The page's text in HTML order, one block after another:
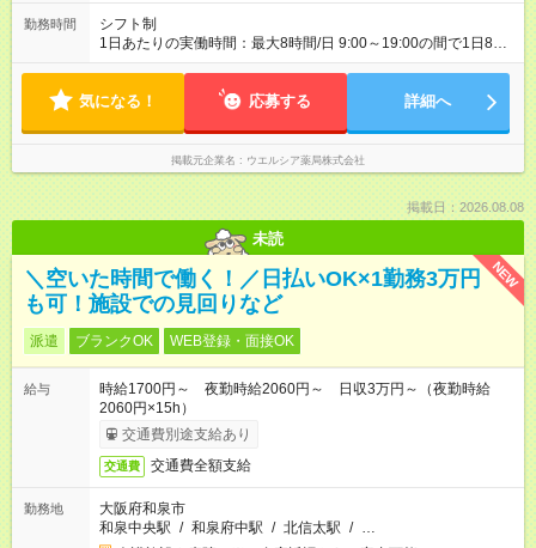
勤務時間
シフト制
1日あたりの実働時間：最大8時間/日 9:00～19:00の間で1日8時
間の勤務 ☆週3～5日の勤務 ※勤務曜日応相談 ☆未経験・無資格
気になる！ 応募する 詳細へ
掲載元企業名 ウエルシア薬局株式会社
掲載日：2026.08.08
未読
NEW
＼空いた時間で働く！／日払いOK×1勤務3万円
も可！施設での見回りなど
派遣 ブランクOK WEB登録・面接OK
給与
時給1700円～ 夜勤時給2060円～ 日収3万円～（夜勤時給
2060円×15h）
交通費別途支給あり
交通費 交通費全額支給
勤務地
大阪府和泉市
和泉中央駅 / 和泉府中駅 / 北信太駅 / …